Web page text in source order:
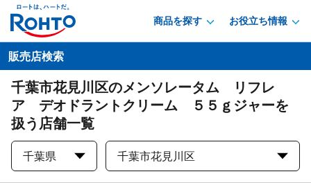
商品を探す お役立ち情報
販売店検索
千葉市花見川区のメンソレータム リフレ
ア デオドラントクリーム ５５ｇジャーを
扱う店舗一覧
千葉県 千葉市花見川区